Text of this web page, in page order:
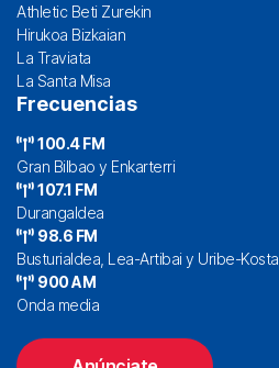
Athletic Beti Zurekin
Hirukoa Bizkaian
La Traviata
La Santa Misa
Frecuencias
100.4 FM
Gran Bilbao y Enkarterri
107.1 FM
Durangaldea
98.6 FM
Busturialdea, Lea-Artibai y Uribe-Kosta
900 AM
Onda media